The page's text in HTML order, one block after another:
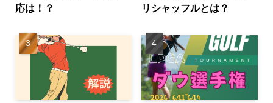
応は！？
リシャッフルとは？